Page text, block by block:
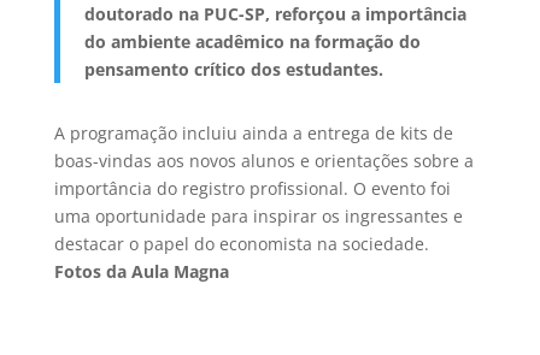
doutorado na PUC-SP, reforçou a importância
do ambiente acadêmico na formação do
pensamento crítico dos estudantes.
A programação incluiu ainda a entrega de kits de
boas-vindas aos novos alunos e orientações sobre a
importância do registro profissional. O evento foi
uma oportunidade para inspirar os ingressantes e
destacar o papel do economista na sociedade.
Fotos da Aula Magna